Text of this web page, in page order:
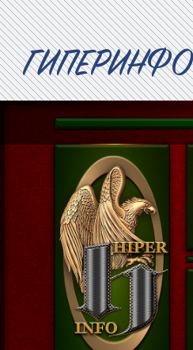
ГИПЕРИНФО